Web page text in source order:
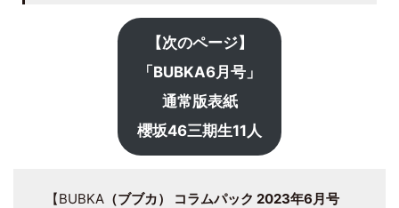
【次のページ】
「BUBKA6月号」
通常版表紙
櫻坂46三期生11人
【BUBKA（ブブカ） コラムパック 2023年6月号